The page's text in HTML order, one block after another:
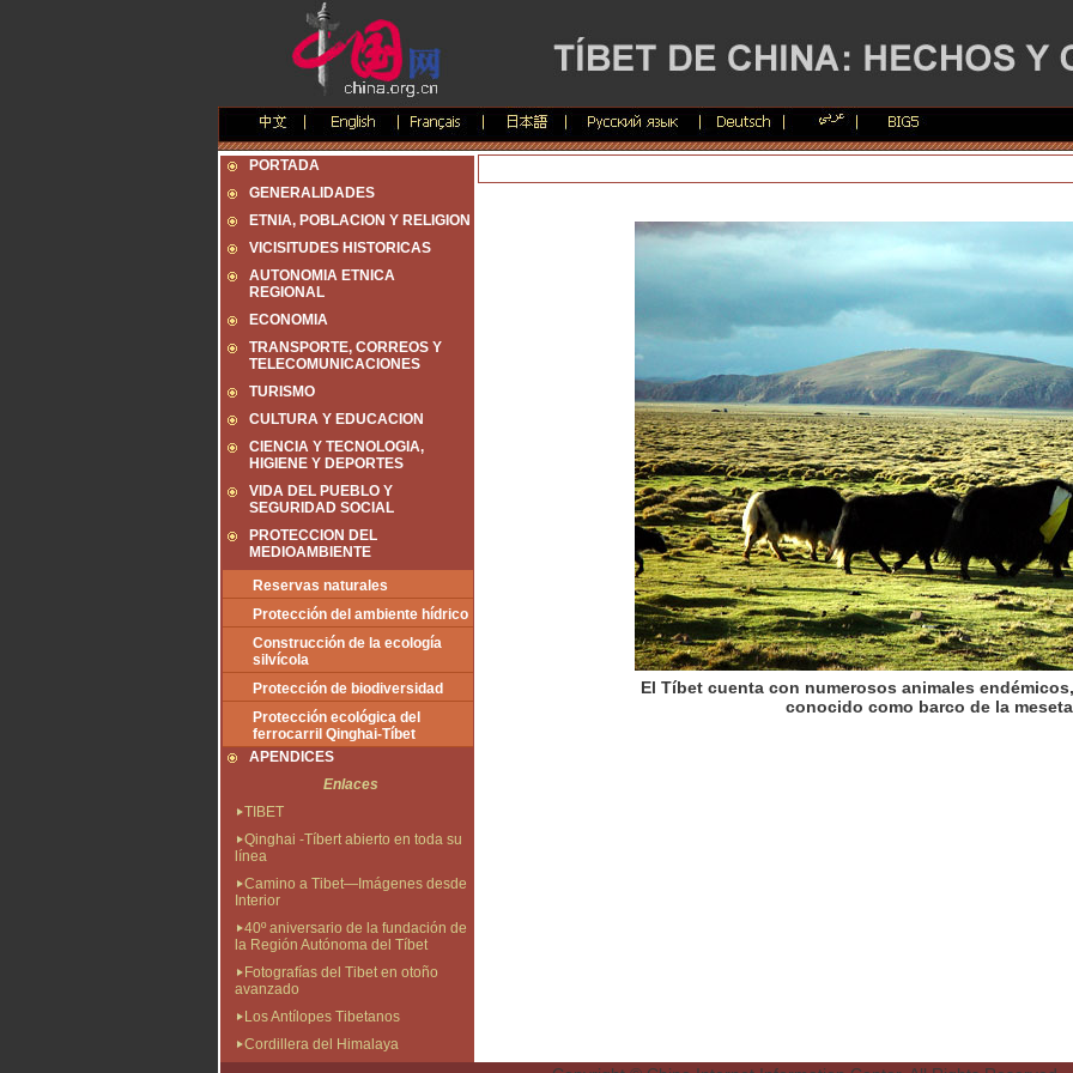
PORTADA
GENERALIDADES
ETNIA, POBLACION Y RELIGION
VICISITUDES HISTORICAS
AUTONOMIA ETNICA
REGIONAL
ECONOMIA
TRANSPORTE, CORREOS Y
TELECOMUNICACIONES
TURISMO
CULTURA Y EDUCACION
CIENCIA Y TECNOLOGIA,
HIGIENE Y DEPORTES
VIDA DEL PUEBLO Y
SEGURIDAD SOCIAL
PROTECCION DEL
MEDIOAMBIENTE
Reservas naturales
Protección del ambiente hídrico
Construcción de la ecología
silvícola
Protección de biodiversidad
Protección ecológica del
ferrocarril Qinghai-Tíbet
APENDICES
Enlaces
TIBET
Qinghai -Tíbert abierto en toda su
línea
Camino a Tibet—Imágenes desde
Interior
40º aniversario de la fundación de
la Región Autónoma del Tíbet
Fotografías del Tibet en otoño
avanzado
Los Antílopes Tibetanos
Cordillera del Himalaya
El Tíbet cuenta con numerosos animales
conocido como barco de la